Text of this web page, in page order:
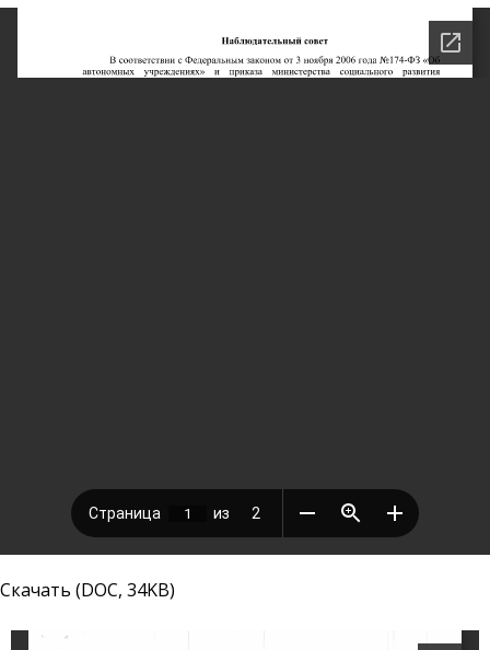
Скачать (DOC, 34KB)